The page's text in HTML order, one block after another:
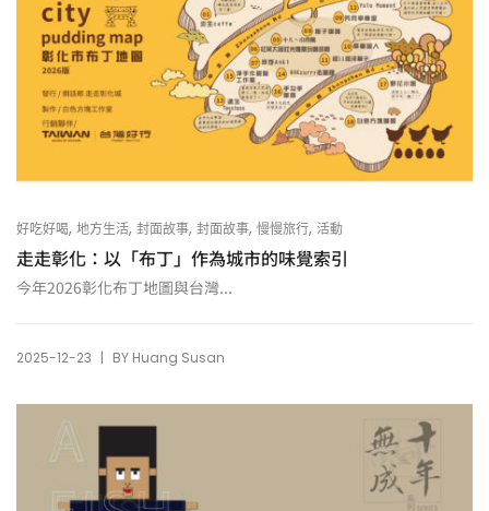
好吃好喝, 地方生活, 封面故事, 封面故事, 慢慢旅行, 活動
走走彰化：以「布丁」作為城市的味覺索引
今年2026彰化布丁地圖與台灣...
2025-12-23 | BY Huang Susan